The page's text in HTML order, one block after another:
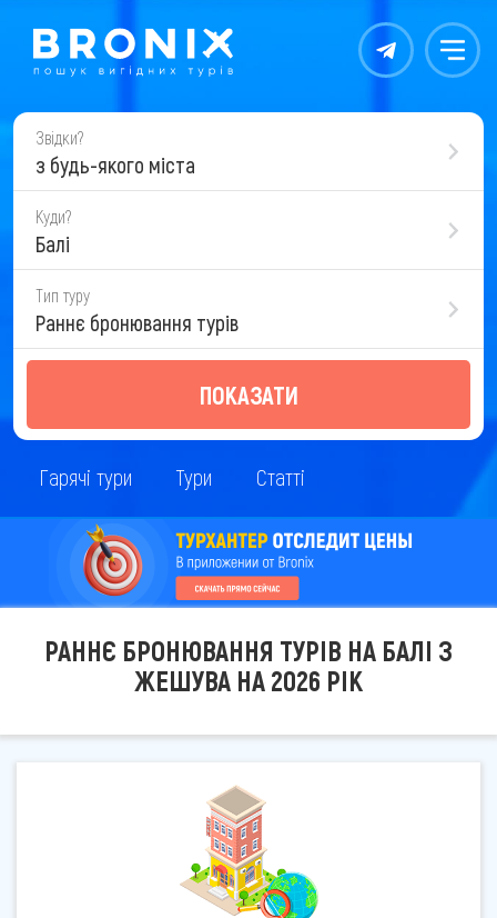
Контакты Меню
Звідки?
з будь-якого міста
Куди?
Балі
Тип туру
Раннє бронювання турів
ПОКАЗАТИ
Гарячі тури Тури Статті
РАННЄ БРОНЮВАННЯ ТУРІВ НА БАЛІ З
ЖЕШУВА НА 2026 РІК